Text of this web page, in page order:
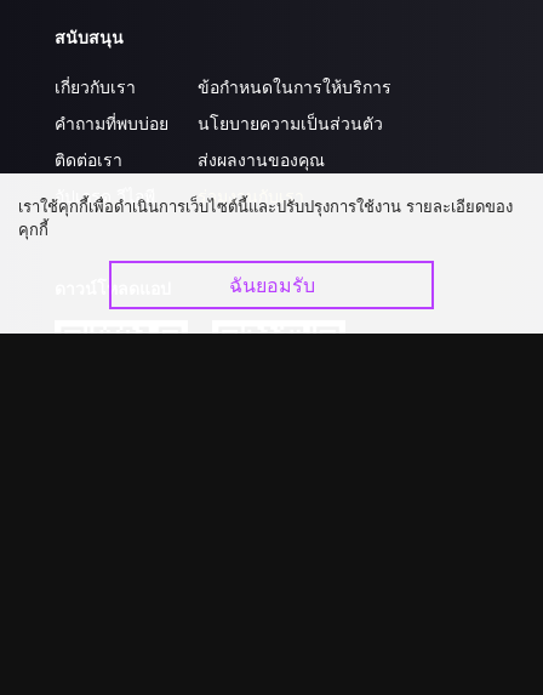
สนับสนุน
เกี่ยวกับเรา
คำถามที่พบบ่อย
ติดต่อเรา
อัปเกรด วีไอพี
ข้อกำหนดในการให้บริการ
นโยบายความเป็นส่วนตัว
ส่งผลงานของคุณ
ร่วมงานกับเรา
เราใช้คุกกี้เพื่อดำเนินการเว็บไซต์นี้และปรับปรุงการใช้งาน รายละเอียดของ
คุกกี้
ฉันยอมรับ